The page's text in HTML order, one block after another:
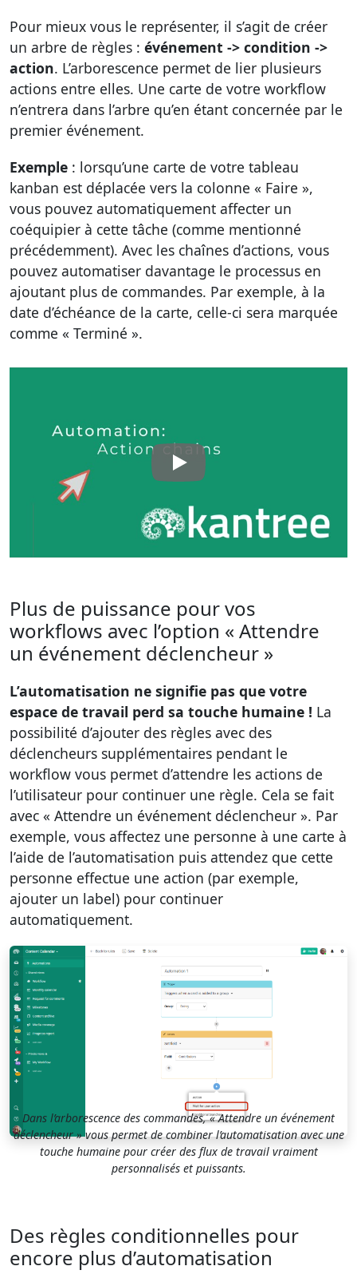
Pour mieux vous le représenter, il s’agit de créer
un arbre de règles : événement -> condition ->
action. L’arborescence permet de lier plusieurs
actions entre elles. Une carte de votre workflow
n’entrera dans l’arbre qu’en étant concernée par le
premier événement.
Exemple : lorsqu’une carte de votre tableau
kanban est déplacée vers la colonne « Faire »,
vous pouvez automatiquement affecter un
coéquipier à cette tâche (comme mentionné
précédemment). Avec les chaînes d’actions, vous
pouvez automatiser davantage le processus en
ajoutant plus de commandes. Par exemple, à la
date d’échéance de la carte, celle-ci sera marquée
comme « Terminé ».
Plus de puissance pour vos
workflows avec l’option « Attendre
un événement déclencheur »
L’automatisation ne signifie pas que votre
espace de travail perd sa touche humaine ! La
possibilité d’ajouter des règles avec des
déclencheurs supplémentaires pendant le
workflow vous permet d’attendre les actions de
l’utilisateur pour continuer une règle. Cela se fait
avec « Attendre un événement déclencheur ». Par
exemple, vous affectez une personne à une carte à
l’aide de l’automatisation puis attendez que cette
personne effectue une action (par exemple,
ajouter un label) pour continuer
automatiquement.
Dans l’arborescence des commandes, « Attendre un événement
déclencheur » vous permet de combiner l’automatisation avec une
touche humaine pour créer des flux de travail vraiment
personnalisés et puissants.
Des règles conditionnelles pour
encore plus d’automatisation